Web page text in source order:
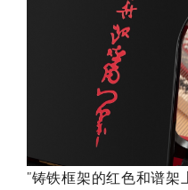
"铸铁框架的红色和谱架